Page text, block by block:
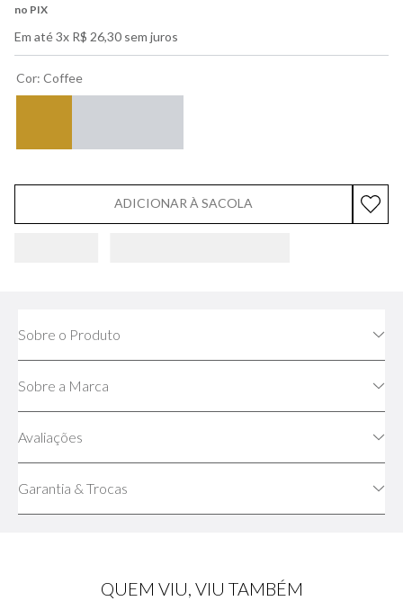
no PIX
Em até3x R$ 26,30 sem juros
Cor: Coffee
ADICIONAR À SACOLA
Sobre o Produto
Sobre a Marca
Avaliações
Garantia & Trocas
QUEM VIU, VIU TAMBÉM